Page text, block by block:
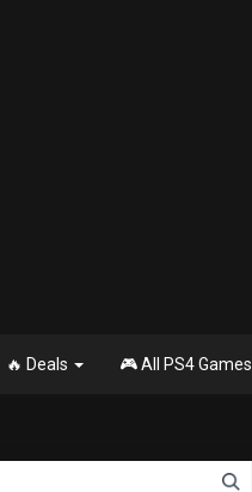
🔥 Deals 🎮 All PS4 Games